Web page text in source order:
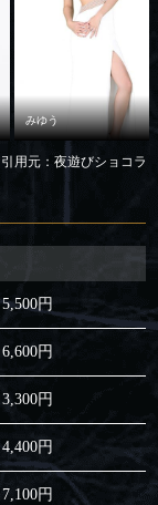
みゆう
引用元：夜遊びショコラ
5,500円
6,600円
3,300円
4,400円
7,100円